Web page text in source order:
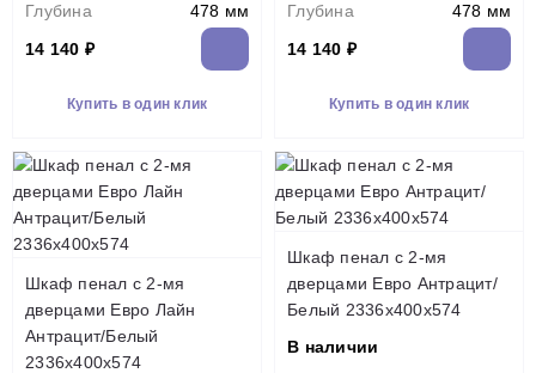
Глубина
478 мм
14 140 ₽
Купить в один клик
Глубина
478 мм
14 140 ₽
Купить в один клик
Шкаф пенал с 2-мя
дверцами Евро Лайн
Антрацит/Белый
2336х400х574
Шкаф пенал с 2-мя
дверцами Евро Антрацит/
Белый 2336х400х574
В наличии